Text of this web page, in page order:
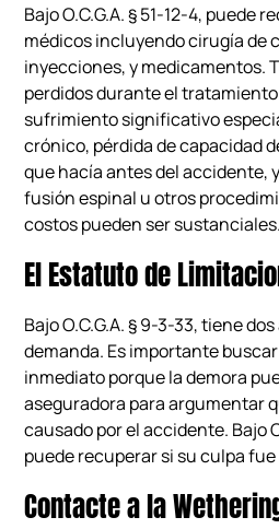
Bajo O.C.G.A. § 51-12-4, puede
médicos incluyendo cirugía de
inyecciones, y medicamentos.
perdidos durante el
sufrimiento significativo
crónico, pérdida de capacidad
que hacía antes del accidente,
fusión espinal u otros
costos pueden ser sustanciales.
El Estatuto de
Bajo O.C.G.A. § 9-3-33, tiene
demanda. Es importante
inmediato porque la demora
aseguradora para argumentar
causado por el accidente. Bajo
puede recuperar si su culpa
Contacte a la